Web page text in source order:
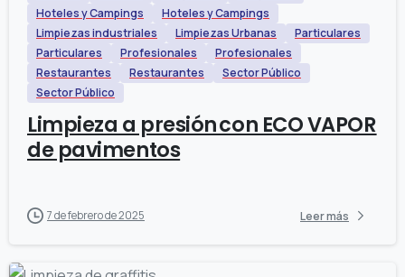
Hoteles y Campings
Hoteles y Campings
Limpiezas industriales
Limpiezas Urbanas
Particulares
Particulares
Profesionales
Profesionales
Restaurantes
Restaurantes
Sector Público
Sector Público
Limpieza a presión con ECO VAPOR
de pavimentos
7 de febrero de 2025 Leer más